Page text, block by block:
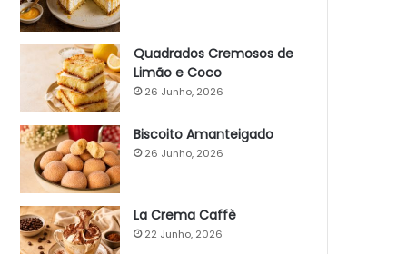
Quadrados Cremosos de
Limão e Coco
26 Junho, 2026
Biscoito Amanteigado
26 Junho, 2026
La Crema Caffè
22 Junho, 2026